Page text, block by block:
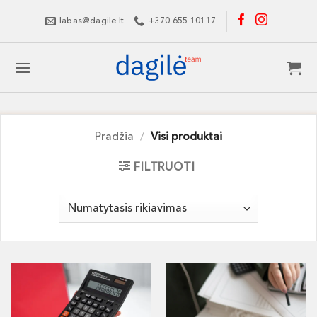
content
labas@dagile.lt +370 655 10117
Pradžia / Visi produktai
FILTRUOTI